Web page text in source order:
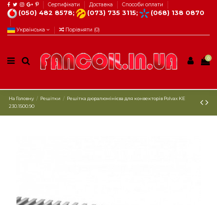
Сертифікати Доставка Способи оплати
(050) 482 8578; (073) 735 3115; (068) 138 0870
Українська Порівняти (0)
0
На Головну Решітки
Решітка дюралюмінієва для конвекторів Рolvax KE
230.1500.90